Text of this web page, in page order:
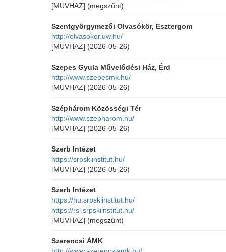
[MUVHAZ] (megszűnt)
Szentgyörgymezői Olvasókör, Esztergom
http://olvasokor.uw.hu/
[MUVHAZ] (2026-05-26)
Szepes Gyula Művelődési Ház, Érd
http://www.szepesmk.hu/
[MUVHAZ] (2026-05-26)
Széphárom Közösségi Tér
http://www.szepharom.hu/
[MUVHAZ] (2026-05-26)
Szerb Intézet
https://srpskiinstitut.hu/
[MUVHAZ] (2026-05-26)
Szerb Intézet
https://hu.srpskiinstitut.hu/
https://rsl.srpskiinstitut.hu/
[MUVHAZ] (megszűnt)
Szerencsi ÁMK